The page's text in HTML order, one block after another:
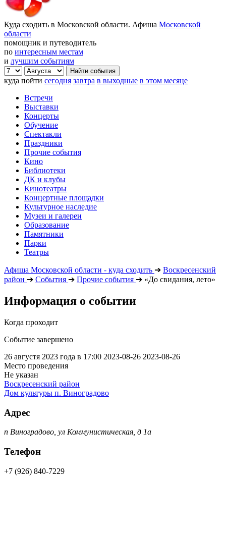
Куда сходить в Московской области. Афиша Московской
области
помощник и путеводитель
по интересным местам
и лучшим событиям
куда пойти сегодня завтра в выходные в этом месяце
Встречи
Выставки
Концерты
Обучение
Спектакли
Праздники
Прочие события
Кино
Библиотеки
ДК и клубы
Кинотеатры
Концертные площадки
Культурное наследие
Музеи и галереи
Образование
Памятники
Парки
Театры
Афиша Московской области - куда сходить ➔ Воскресенский
район ➔ События ➔ Прочие события ➔ «До свидания, лето»
Информация о событии
Когда проходит
Событие завершено
26 августя 2023 года в 17:00 2023-08-26 2023-08-26
Место проведения
Не указан
Воскресенский район
Дом культуры п. Виноградово
Адрес
п Виноградово, ул Коммунистическая, д 1а
Телефон
+7 (926) 840-7229